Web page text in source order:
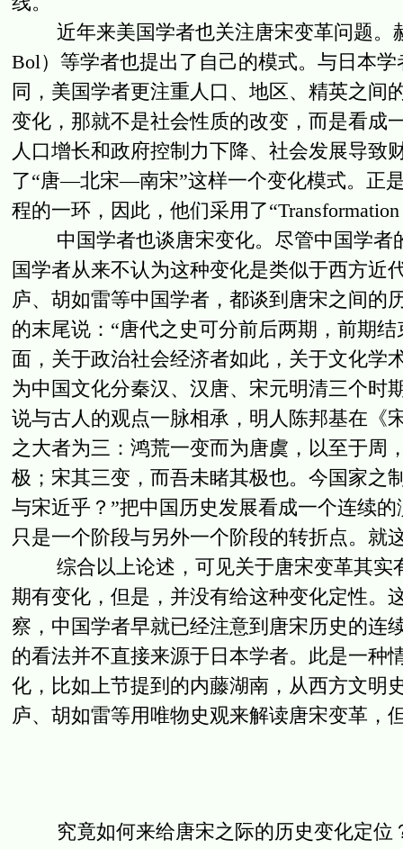
近年来美国学者也关注唐宋变革问题。赫
Bol）等学者也提出了自己的模式。与日本
同，美国学者更注重人口、地区、精英之间
变化，那就不是社会性质的改变，而是看成
人口增长和政府控制力下降、社会发展导致
了“唐—北宋—南宋”这样一个变化模式。正
程的一环，因此，他们采用了
中国学者也谈唐宋变化。尽管中国学者
国学者从来不认为这种变化是类似于西方近
庐、胡如雷等中国学者，都谈到唐宋之间的
的末尾说：“唐代之史可分前后两期，前期
面，关于政治社会经济者如此，关于文化学
为中国文化分秦汉、汉唐、宋元明清三个时
说与古人的观点一脉相承，明人陈邦基在《
之大者为三：鸿荒一变而为唐虞，以至于周
极；宋其三变，而吾未睹其极也。今国家之
与宋近乎？”把中国历史发展看成一个连续
只是一个阶段与另外一个阶段的转折点。就
综合以上论述，可见关于唐宋变革其实
期有变化，但是，并没有给这种变化定性。
察，中国学者早就已经注意到唐宋历史的连
的看法并不直接来源于日本学者。此是一种
化，比如上节提到的内藤湖南，从西方文明
庐、胡如雷等用唯物史观来解读唐宋变革，
究竟如何来给唐宋之际的历史变化定位